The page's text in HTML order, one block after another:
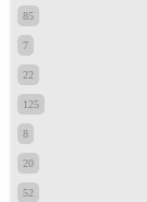
85
7
22
125
8
20
52